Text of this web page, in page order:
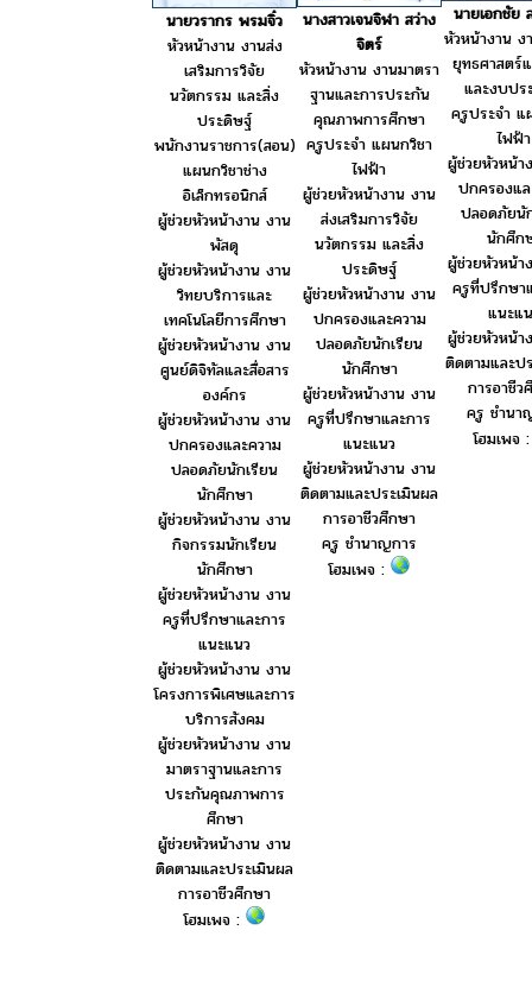
นายวรากร พรมจิ๋ว
หัวหน้างาน งานส่ง
เสริมการวิจัย
นวัตกรรม และสิ่ง
ประดิษฐ์
พนักงานราชการ(สอน)
แผนกวิชาช่าง
อิเล็กทรอนิกส์
ผู้ช่วยหัวหน้างาน งาน
พัสดุ
ผู้ช่วยหัวหน้างาน งาน
วิทยบริการและ
เทคโนโลยีการศึกษา
ผู้ช่วยหัวหน้างาน งาน
ศูนย์ดิจิทัลและสื่อสาร
องค์กร
ผู้ช่วยหัวหน้างาน งาน
ปกครองและความ
ปลอดภัยนักเรียน
นักศึกษา
ผู้ช่วยหัวหน้างาน งาน
กิจกรรมนักเรียน
นักศึกษา
ผู้ช่วยหัวหน้างาน งาน
ครูที่ปรึกษาและการ
แนะแนว
ผู้ช่วยหัวหน้างาน งาน
โครงการพิเศษและการ
บริการสังคม
ผู้ช่วยหัวหน้างาน งาน
มาตราฐานและการ
ประกันคุณภาพการ
ศึกษา
ผู้ช่วยหัวหน้างาน งาน
ติดตามและประเมินผล
การอาชีวศึกษา
โฮมเพจ :
นางสาวเจนจิฬา สว่าง
จิตร์
หัวหน้างาน งานมาตรา
ฐานและการประกัน
คุณภาพการศึกษา
ครูประจำ แผนกวิชา
ไฟฟ้า
ผู้ช่วยหัวหน้างาน งาน
ส่งเสริมการวิจัย
นวัตกรรม และสิ่ง
ประดิษฐ์
ผู้ช่วยหัวหน้างาน งาน
ปกครองและความ
ปลอดภัยนักเรียน
นักศึกษา
ผู้ช่วยหัวหน้างาน งาน
ครูที่ปรึกษาและการ
แนะแนว
ผู้ช่วยหัวหน้างาน งาน
ติดตามและประเมินผล
การอาชีวศึกษา
ครู ชำนาญการ
โฮมเพจ :
นายเอกชัย
หัวหน้างาน
ยุทธศาสตร์
และงบป
ครูประจำ แ
ไฟฟ้า
ผู้ช่วยหัวหน้า
ปกครองแ
ปลอดภัยนั
นักศึก
ผู้ช่วยหัวหน้า
ครูที่ปรึกษา
แนะแ
ผู้ช่วยหัวหน้า
ติดตามและป
การอาชีว
ครู ชำนา
โฮมเพจ